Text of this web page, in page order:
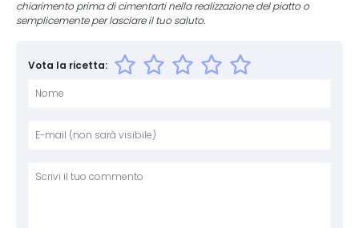
chiarimento prima di cimentarti nella realizzazione del piatto o
semplicemente per lasciare il tuo saluto.
Vota la ricetta: